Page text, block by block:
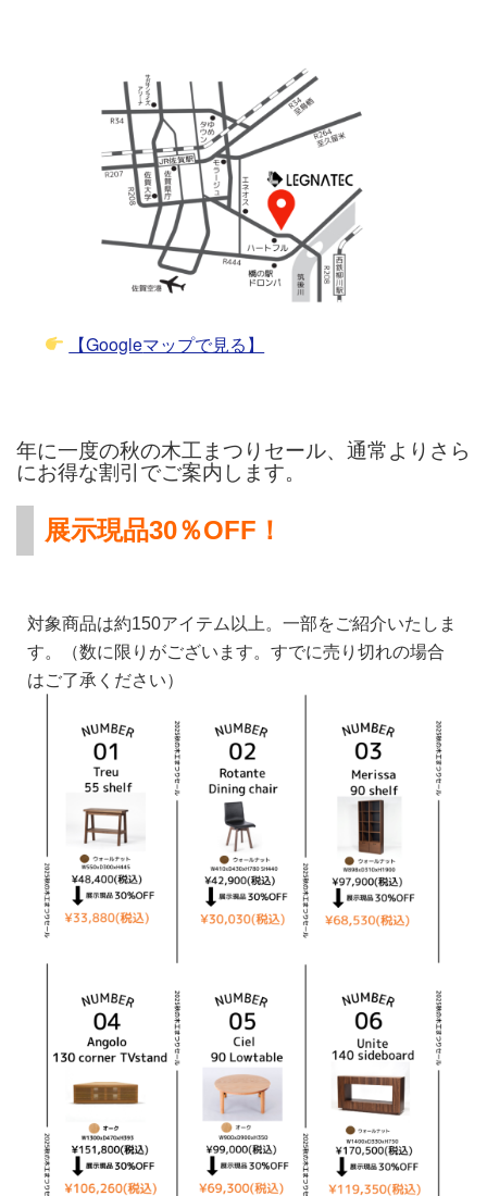
【Googleマップで見る】
年に一度の秋の木工まつりセール、通常よりさら
にお得な割引でご案内します。
展示現品30％OFF！
対象商品は約150アイテム以上。一部をご紹介いたしま
す。（数に限りがございます。すでに売り切れの場合
はご了承ください）